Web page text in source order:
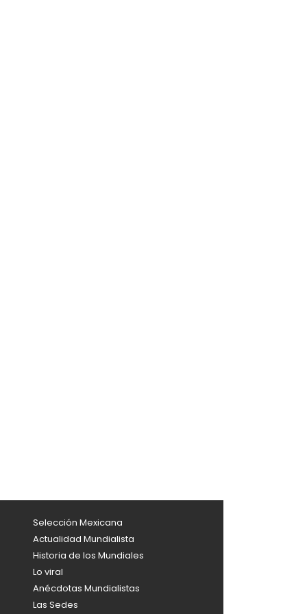
Selección Mexicana
Actualidad Mundialista
Historia de los Mundiales
Lo viral
Anécdotas Mundialistas
Las Sedes